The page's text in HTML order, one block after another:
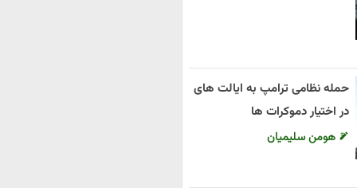
حمله نظامی ترامپ به ایالت های
در اختیار دموکرات ها
هومن سلیمیان